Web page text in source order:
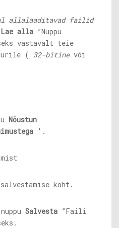
allalaaditavad failid
Lae alla ”Nuppu
vastavalt teie
( 32-bitinevõi
Nõustun
'.
koht.
Salvesta ”Faili